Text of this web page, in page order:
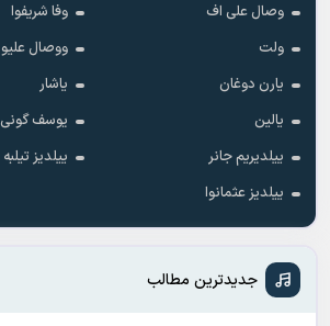
وصال علی اف
وفا شریفوا
ولت
ووصال علیو
یارن دوغان
یاشار
یالین
یوسف گونی
ییلدیریم جانر
ییلدیز تیلبه
ییلدیز عثمانوا
جدیدترین مطالب